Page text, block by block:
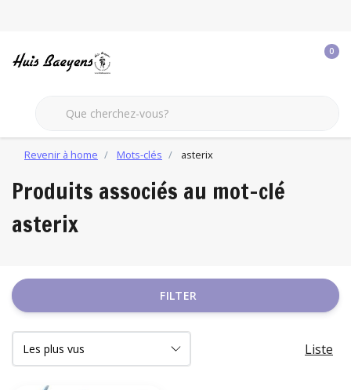
0
Revenir à home Mots-clés asterix
Produits associés au mot-clé
asterix
FILTER
Liste